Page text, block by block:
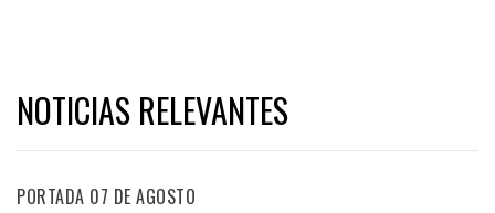
NOTICIAS RELEVANTES
PORTADA 07 DE AGOSTO